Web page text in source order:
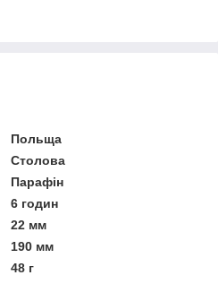
Польща
Столова
Парафін
6 годин
22 мм
190 мм
48 г